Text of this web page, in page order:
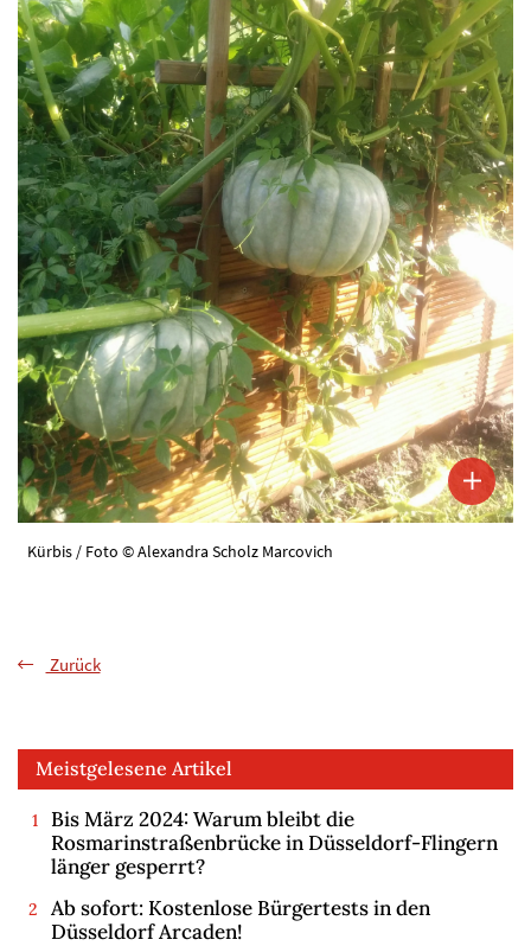
Kürbis / Foto © Alexandra Scholz Marcovich
Zurück
Meistgelesene Artikel
Bis März 2024: Warum bleibt die
Rosmarinstraßenbrücke in Düsseldorf-Flingern
länger gesperrt?
Ab sofort: Kostenlose Bürgertests in den
Düsseldorf Arcaden!